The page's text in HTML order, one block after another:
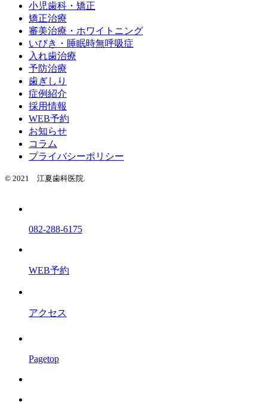
小児歯科・矯正
矯正治療
審美治療・ホワイトニング
いびき・睡眠時無呼吸症
入れ歯治療
予防治療
歯ぎしり
症例紹介
採用情報
WEB予約
お知らせ
コラム
プライバシーポリシー
© 2021 江夏歯科医院.
082-288-6175
WEB予約
アクセス
Pagetop